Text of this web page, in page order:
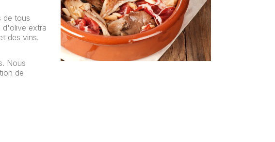
de tous
d'olive extra
des vins.
Nous
de